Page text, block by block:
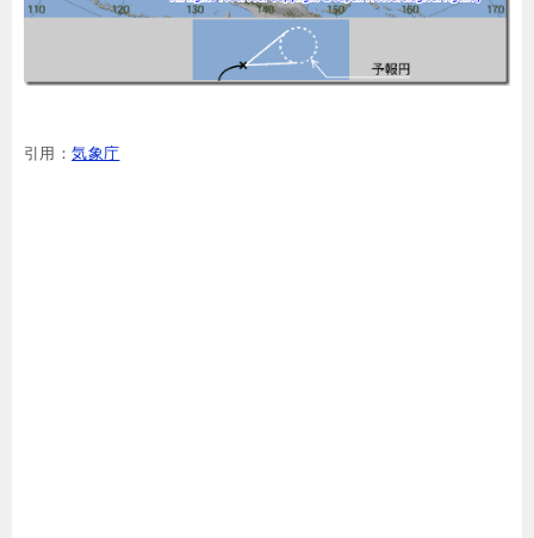
引用：気象庁